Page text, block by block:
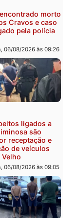
07/08/2026 às
Dias Tofolli , do
determina
da
levar à perda
da prefeita de
Bueno
feira, 06/08/2026 às